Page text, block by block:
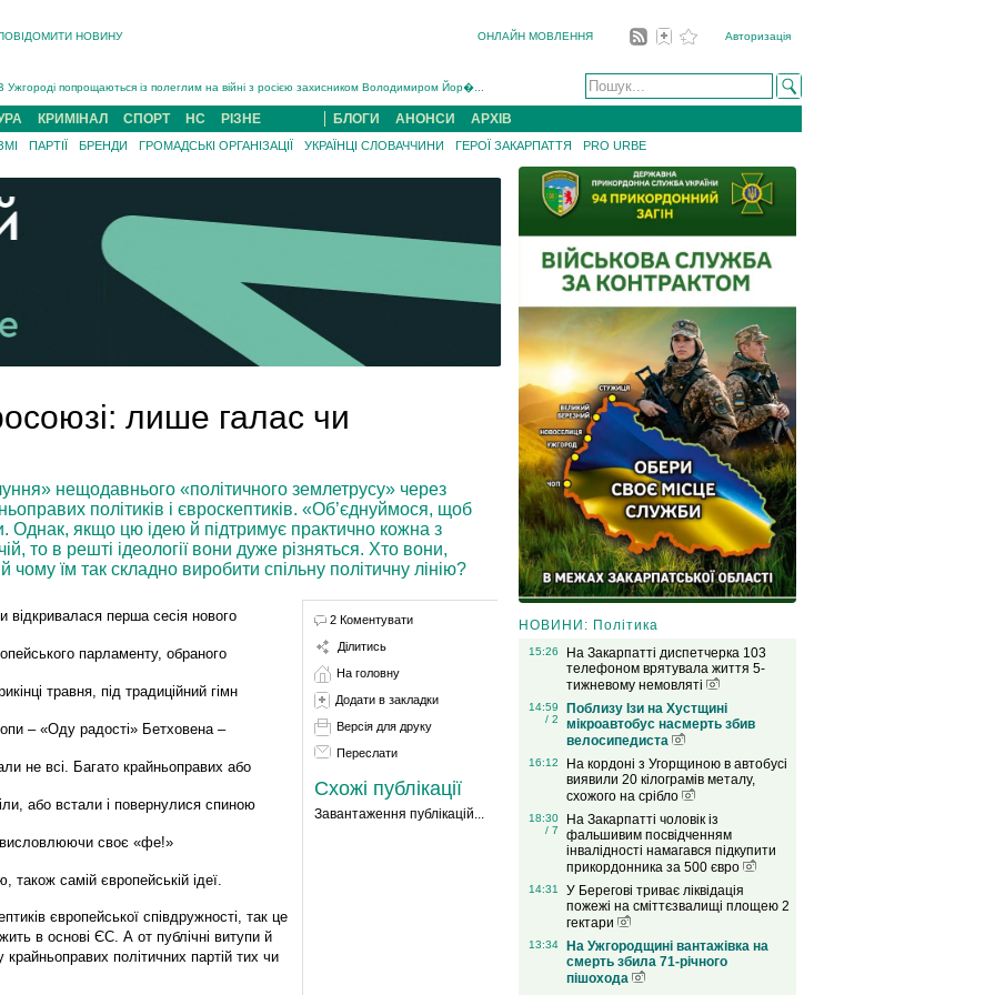
НОВИНУ ОНЛАЙН МОВЛЕННЯ Авторизація
районного ТЦК на Закарпатті судитимуть за обвинуваченням у катув...
Ужгороді 5 серпня попрощаються із захисником Богданом Югасом, який два роки �...
загибель захисника із Нанкова на Хустщині Юліана Гербея (ФОТО)[/gree...
війні з рф поліг військовий з Виноградова Ігнат Роздяловський (ФОТО)...
Хустщині внаслідок ДТП за участі трьох авто постраждали 13 людей (ФОТО)...
районного ТЦК на Закарпатті судитимуть за обвинувачен...
КРИМІНАЛ СПОРТ НС РІЗНЕ БЛОГИ АНОНСИ АРХІВ
ПАРТІЇ БРЕНДИ ГРОМАДСЬКІ ОРГАНІЗАЦІЇ УКРАЇНЦІ СЛОВАЧЧИНИ ГЕРОЇ ЗАКАРПАТТЯ PRO URBE
лише галас чи
нещодавнього «політичного землетрусу» через
політиків і євроскептиків. «Об’єднуймося, щоб
Однак, якщо цю ідею й підтримує практично кожна з
то в решті ідеології вони дуже різняться. Хто вони,
чому їм так складно виробити спільну політичну лінію?
відкривалася перша сесія нового
парламенту, обраного
травня, під традиційний гімн
– «Оду радості» Бетховена –
не всі. Багато крайньоправих або
або встали і повернулися спиною
висловлюючи своє «фе!»
самій європейській ідеї.
європейської співдружності, так це
в основі ЄС. А от публічні витупи й
політичних партій тих чи
2 Коментувати
Ділитись
На головну
Додати в закладки
Версія для друку
Переслати
Схожі публікації
Завантаження публікацій...
НОВИНИ: Політика
15:26
На Закарпатті диспетчерка 103
телефоном врятувала життя 5-
тижневому немовляті
14:59
/ 2
Поблизу Ізи на Хустщині
мікроавтобус насмерть збив
велосипедиста
16:12
На кордоні з Угорщиною в автобусі
виявили 20 кілограмів металу,
схожого на срібло
18:30
/ 7
На Закарпатті чоловік із
фальшивим посвідченням
інвалідності намагався підкупити
прикордонника за 500 євро
14:31
У Берегові триває ліквідація
пожежі на сміттєзвалищі площею 2
гектари
13:34
На Ужгородщині вантажівка на
смерть збила 71-річного
пішохода